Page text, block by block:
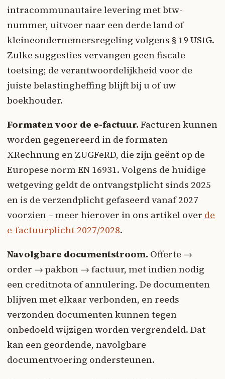
intracommunautaire levering met btw-
nummer, uitvoer naar een derde land of
kleineondernemersregeling volgens § 19 UStG.
Zulke suggesties vervangen geen fiscale
toetsing; de verantwoordelijkheid voor de
juiste belastingheffing blijft bij u of uw
boekhouder.
Formaten voor de e-factuur. Facturen kunnen
worden gegenereerd in de formaten
XRechnung en ZUGFeRD, die zijn geënt op de
Europese norm EN 16931. Volgens de huidige
wetgeving geldt de ontvangstplicht sinds 2025
en is de verzendplicht gefaseerd vanaf 2027
voorzien – meer hierover in ons artikel over de
e-factuurplicht 2027/2028.
Navolgbare documentstroom. Offerte →
order → pakbon → factuur, met indien nodig
een creditnota of annulering. De documenten
blijven met elkaar verbonden, en reeds
verzonden documenten kunnen tegen
onbedoeld wijzigen worden vergrendeld. Dat
kan een geordende, navolgbare
documentvoering ondersteunen.